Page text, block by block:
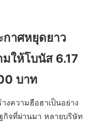
กาศหยุดยาว
ให้โบนัส 6.17
บาท
งความฮือฮาเป็นอย่าง
กิจที่ผ่านมา หลายบริษัท